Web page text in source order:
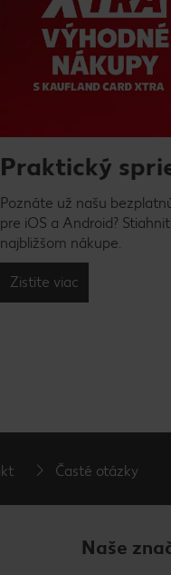
Praktický
Poznáte už našu
pre iOS a Android?
najbližšom nákupe.
Zistite viac
Časté otázky
Naše